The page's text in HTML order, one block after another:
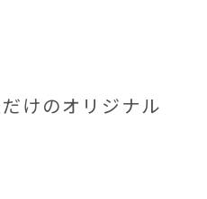
けのオリジナル